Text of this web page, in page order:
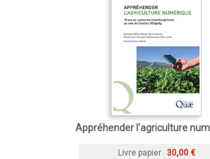
Appréhender l'agriculture
Livre papier 30,00 €